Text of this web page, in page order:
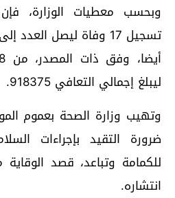
وبحسب معطيات الوزارة،
ليبلغ إجمالي التعافي 918375.
وتهيب وزارة الصحة بعموم
ضرورة التقيد بإجراءات
للكمامة وتباعد، قصد
انتشاره.